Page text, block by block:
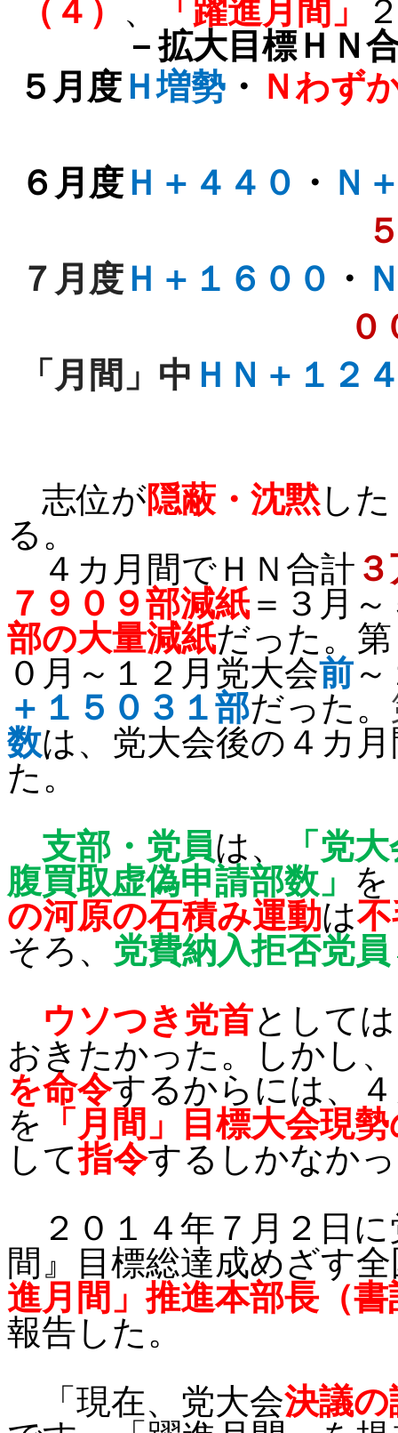
（４） 、 「躍進月間」
－拡大目標ＨＮ
５月度 Ｈ増勢 ・ Ｎわず
６月度 Ｈ＋４４０ ・ Ｎ
７月度 Ｈ＋１６００ ・
０
「月間」中 ＨＮ＋１２
志位が隠蔽・沈黙した
る。
４カ月間でＨＮ合計
７９０９部減紙＝３月
部の大量減紙だった。第
０月～１２月党大会前
＋１５０３１部だった。
数は、党大会後の４カ
た。
支部・党員は、
「党
腹買取虚偽申請部数」 を
の河原の石積み運動は
そろ、 党費納入拒否党
ウソつき党首として
おきたかった。しかし
を命令するからには、
を
「月間」目標大会現
して指令するしかなか
２０１４年７月 ２日
間』目標総達成めざす
進月間」推進本部長（
報告した。
「 現在、党大会決議